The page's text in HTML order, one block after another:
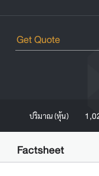
ปริมาณ (หุ้น)
Factsheet